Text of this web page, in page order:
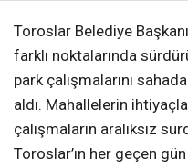
Toroslar Belediye
farklı noktalarında
park çalışmalarını
aldı. Mahallelerin
çalışmaların aralıksız
Toroslar’ın her geçen